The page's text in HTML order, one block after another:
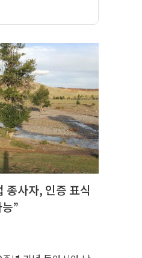
종사자, 인증 표식
”